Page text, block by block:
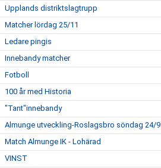
Upplands distriktslagtrupp
Matcher lördag 25/11
Ledare pingis
Innebandy matcher
Fotboll
100 år med Historia
"Tant"innebandy
Almunge utveckling-Roslagsbro söndag 24/9
Match Almunge IK - Lohärad
VINST